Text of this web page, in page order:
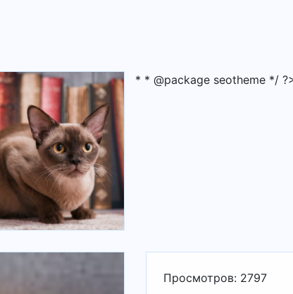
* * @package seotheme */
Просмотров: 2797